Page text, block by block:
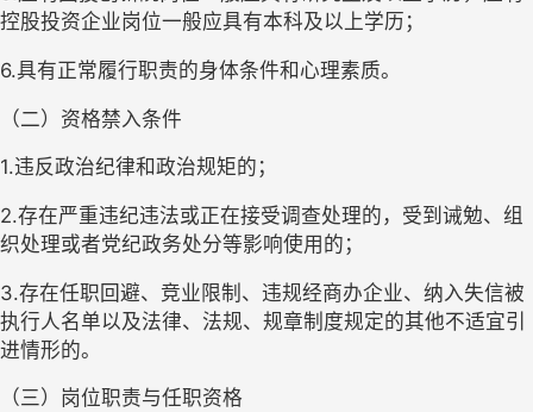
控股投资企业岗位一般应具有本科及以上学历；
6.具有正常履行职责的身体条件和心理素质。
（二） 资格禁入条件
1.违反政治纪律和政治规矩的；
2.存在严重违纪违法或正在接受调查处理的，受到诫勉、组
织处理或者党纪政务处分等影响使用的；
3.存在任职回避、竞业限制、违规经商办企业、纳入失信被
执行人名单以及法律、法规、规章制度规定的其他不适宜引
进情形的。
（三） 岗位职责与任职资格